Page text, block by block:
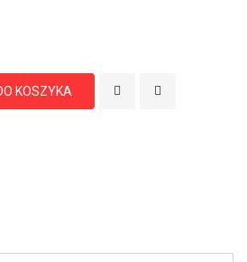
KOSZYKA